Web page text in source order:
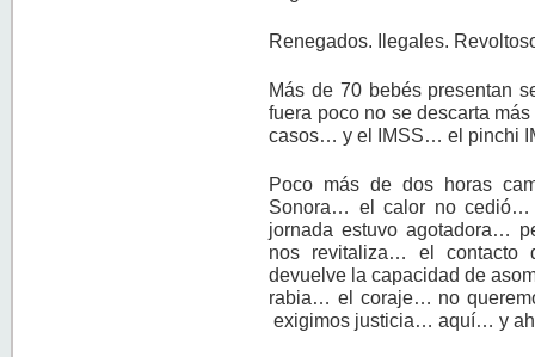
Renegados. Ilegales.
Más de 70 bebés presentan
fuera poco no se descarta
casos… y el IMSS… el pinchi
Poco más de dos horas
Sonora… el calor no cedió…
jornada estuvo agotadora…
nos revitaliza… el
devuelve la capacidad de
rabia… el coraje… no
exigimos justicia… aquí… y